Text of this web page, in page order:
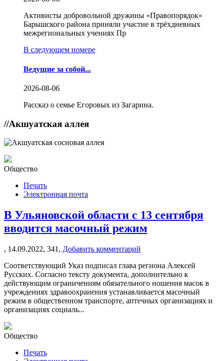
Активисты добровольной дружины «Правопорядок»
Барышского района приняли участие в трёхдневных
межрегиональных учениях Пр
В следующем номере
Ведущие за собой...
2026-08-06
Рассказ о семье Егоровых из Загарина.
//Акшуатская аллея
Общество
Печать
Электронная почта
В Ульяновской области с 13 сентября
вводится масочный режим
, 14.09.2022, 341, Добавить комментарий
Соответствующий Указ подписал глава региона Алексей
Русских. Согласно тексту документа, дополнительно к
действующим ограничениям обязательного ношения масок в
учреждениях здравоохранения устанавливается масочный
режим в общественном транспорте, аптечных организациях и
организациях социаль...
Общество
Печать